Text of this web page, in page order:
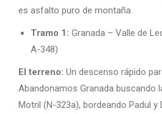
es asfalto puro de montaña.
Tramo 1: Granada – Valle de
A-348)
El terreno: Un descenso rápido
Abandonamos Granada buscando
Motril (N-323a), bordeando Padul y